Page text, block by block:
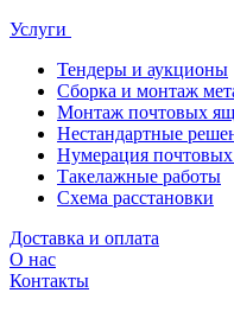
Услуги
Тендеры и аукционы
Сборка и монтаж
Монтаж почтовых
Нестандартные
Нумерация
Такелажные работы
Схема расстановки
Доставка и оплата
О нас
Контакты